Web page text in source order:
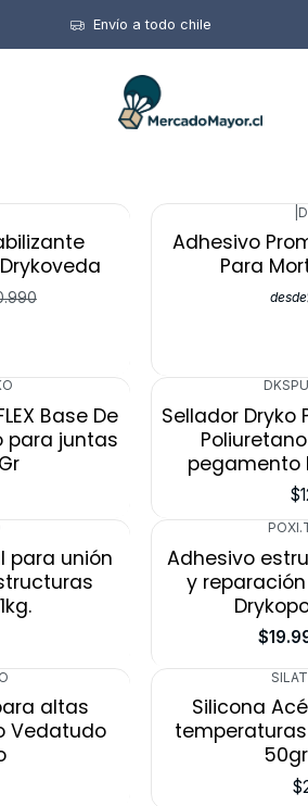
Envío a todo chile
Inicio Construcción
Construcción
Adhesivo
Para
desde
Base De
para juntas
Sellador Dryko
pegamento
para unión
Agotado
Adhesivo
y
altas
Vedatudo
Silicona